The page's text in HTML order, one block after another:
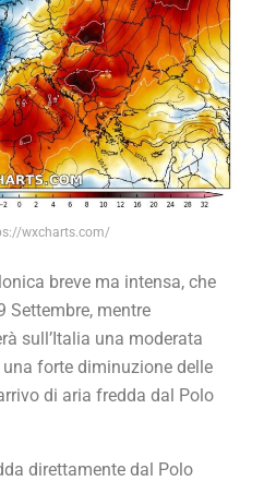
wxcharts.com/
breve ma intensa, che
Settembre, mentre
sull’Italia una moderata
forte diminuzione delle
di aria fredda dal Polo
direttamente dal Polo